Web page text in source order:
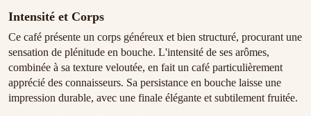
Intensité et Corps
Ce café présente un corps généreux et bien structuré, procurant une
sensation de plénitude en bouche. L'intensité de ses arômes,
combinée à sa texture veloutée, en fait un café particulièrement
apprécié des connaisseurs. Sa persistance en bouche laisse une
impression durable, avec une finale élégante et subtilement fruitée.